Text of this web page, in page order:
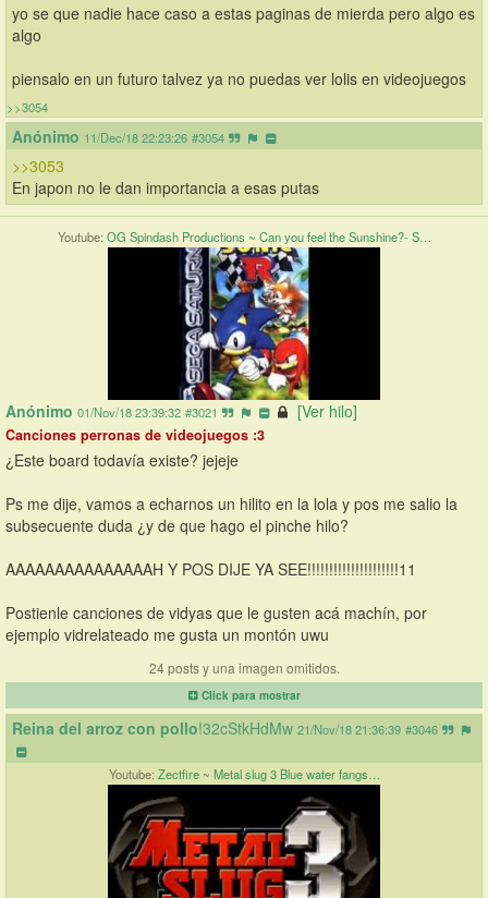
yo se que nadie hace caso a estas paginas de mierda pero algo es
algo
piensalo en un futuro talvez ya no puedas ver lolis en videojuegos
>>3054
Anónimo 11/Dec/18 22:23:26 #3054
>>3053
En japon no le dan importancia a esas putas
Youtube: OG Spindash Productions ~ Can you feel the Sunshine?- S…
Anónimo 01/Nov/18 23:39:32 #3021 [Ver hilo]
Canciones perronas de videojuegos :3
¿Este board todavía existe? jejeje
Ps me dije, vamos a echarnos un hilito en la lola y pos me salio la
subsecuente duda ¿y de que hago el pinche hilo?
AAAAAAAAAAAAAAAH Y POS DIJE YA SEE!!!!!!!!!!!!!!!!!!!!!11
Postienle canciones de vidyas que le gusten acá machín, por
ejemplo vidrelateado me gusta un montón uwu
24 posts y una imagen omitidos.
Click para mostrar
Reina del arroz con pollo!32cStkHdMw 21/Nov/18 21:36:39 #3046
Youtube: Zectfire ~ Metal slug 3 Blue water fangs…